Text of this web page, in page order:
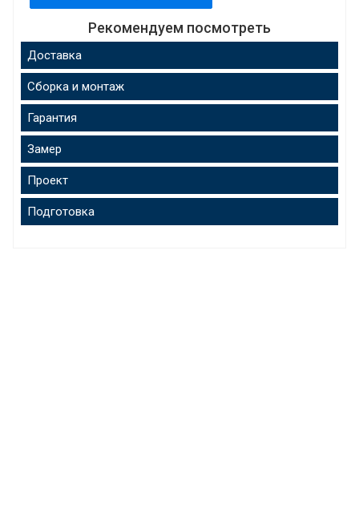
Рекомендуем посмотреть
Доставка
Сборка и монтаж
Гарантия
Замер
Проект
Подготовка